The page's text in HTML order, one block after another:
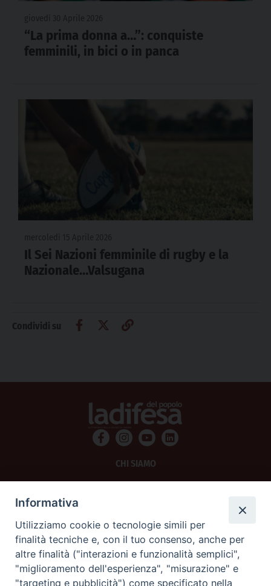
“La prima donna a…”: conquiste
femminili, in bici o in panca
Il Sei Nazioni femminile di rugby e la
Nazionale…Valsugana
Condividi su
CHI SIAMO
SCRIVICI
La Difesa srl - P.iva 05125420280
Informativa
Utilizziamo cookie o tecnologie simili per
finalità tecniche e, con il tuo consenso, anche per
altre finalità ("interazioni e funzionalità semplici",
"miglioramento dell'esperienza", "misurazione" e
"targeting e pubblicità") come specificato nella